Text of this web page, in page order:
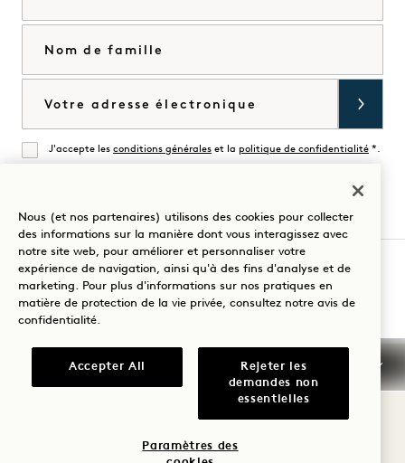
Accorder
J'accepte les conditions générales et la politique de confidentialité *.
1
Hotel
Melbourne
sur
Instagram
Visitez
1
Hotels
sur
Visitez
1
Hotel
Melbourne
Facebook
Visitez
1
Hotels
sur
Visitez
1
Hotels
sur
Visitez
1
Hotels
sur
Guidez votre séjour
Conditions générales d'utilisation
Accessibilité
Conditions générales de Mission
Cookie Settings
Nous (et nos partenaires) utilisons des cookies pour collecter
des informations sur la manière dont vous interagissez avec
notre site web, pour améliorer et personnaliser votre
expérience de navigation, ainsi qu'à des fins d'analyse et de
marketing. Pour plus d'informations sur nos pratiques en
matière de protection de la vie privée, consultez notre avis de
confidentialité.
Accepter All
Rejeter les
demandes non
essentielles
Paramètres des